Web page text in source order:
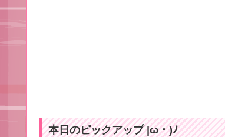
本日のピックアップ |ω・)ﾉ